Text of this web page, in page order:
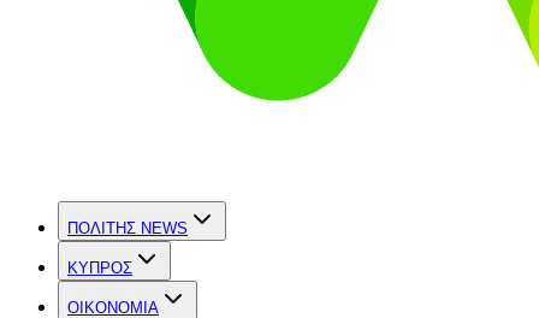
ΠΟΛΙΤΗΣ NEWS
ΚΥΠΡΟΣ
OIKONOMIA